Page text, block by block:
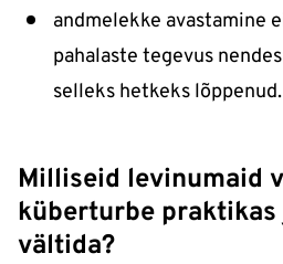
andmelekke avastamine
pahalaste tegevus
selleks hetkeks lõppenud.
Milliseid levinumaid
küberturbe praktikas
vältida?